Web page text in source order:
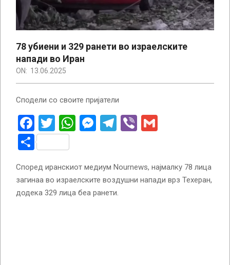
78 убиени и 329 ранети во израелските
напади во Иран
ON: 13.06.2025
Сподели со своите пријатели
Facebook
Twitter
WhatsApp
Messenger
Telegram
Viber
Share
Според иранскиот медиум Nournews, најмалку 78 лица
загинаа во израелските воздушни напади врз Техеран,
додека 329 лица беа ранети.